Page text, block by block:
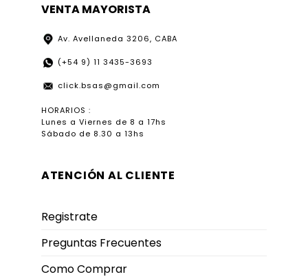
VENTA MAYORISTA
Av. Avellaneda 3206, CABA
(+54 9) 11 3435-3693
click.bsas@gmail.com
HORARIOS :
Lunes a Viernes de 8 a 17hs
Sábado de 8.30 a 13hs
ATENCIÓN AL CLIENTE
Registrate
Preguntas Frecuentes
Como Comprar